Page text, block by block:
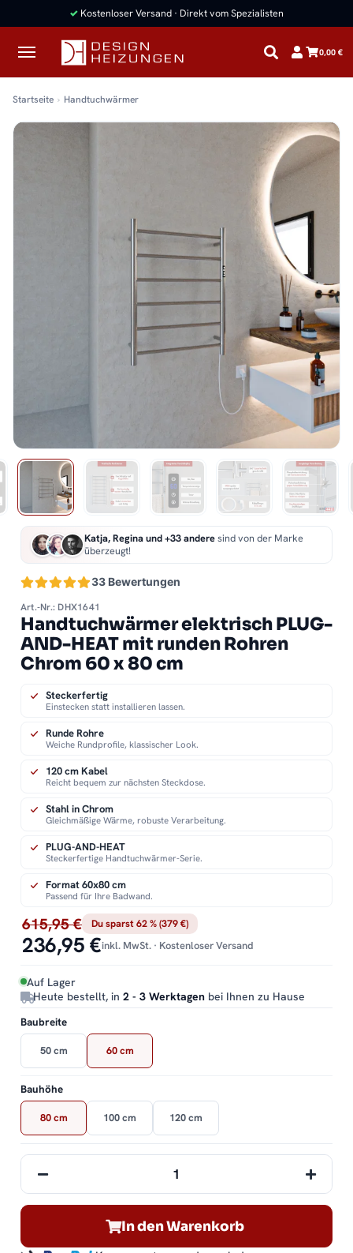
✓ Kostenloser Versand · Direkt vom Spezialisten
0,00 €
Startseite Handtuchwärmer
33 Bewertungen
Katja, Regina und +33 anderesind von der Marke
überzeugt!
Art.-Nr.: DHX1641
Handtuchwärmer elektrisch PLUG-
AND-HEAT mit runden Rohren
Chrom 60 x 80 cm
615,95 € Du sparst 62 % (379 €)
236,95 €inkl. MwSt. · Kostenloser Versand
Auf Lager
Heute bestellt, in 2 - 3 Werktagen bei Ihnen zu Hause
Steckerfertig
Einstecken statt installieren lassen.
Runde Rohre
Weiche Rundprofile, klassischer Look.
120 cm Kabel
Reicht bequem zur nächsten Steckdose.
Stahl in Chrom
Gleichmäßige Wärme, robuste Verarbeitung.
PLUG-AND-HEAT
Steckerfertige Handtuchwärmer-Serie.
Format 60x80 cm
Passend für Ihre Badwand.
Baubreite
50 cm 60 cm
Bauhöhe
80 cm 100 cm 120 cm
In den Warenkorb